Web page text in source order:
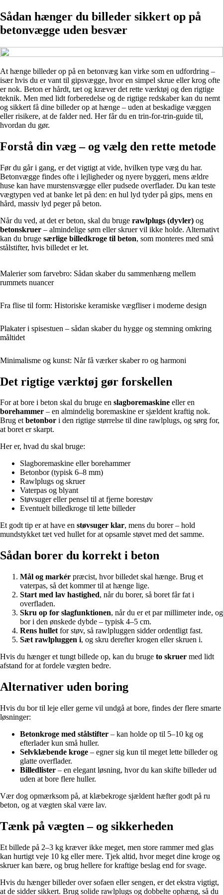
Sådan hænger du billeder sikkert op på
betonvægge uden besvær
At hænge billeder op på en betonvæg kan virke som en udfordring –
især hvis du er vant til gipsvægge, hvor en simpel skrue eller krog ofte
er nok. Beton er hårdt, tæt og kræver det rette værktøj og den rigtige
teknik. Men med lidt forberedelse og de rigtige redskaber kan du nemt
og sikkert få dine billeder op at hænge – uden at beskadige væggen
eller risikere, at de falder ned. Her får du en trin-for-trin-guide til,
hvordan du gør.
Forstå din væg – og vælg den rette metode
Før du går i gang, er det vigtigt at vide, hvilken type væg du har.
Betonvægge findes ofte i lejligheder og nyere byggeri, mens ældre
huse kan have murstensvægge eller pudsede overflader. Du kan teste
vægtypen ved at banke let på den: en hul lyd tyder på gips, mens en
hård, massiv lyd peger på beton.
Når du ved, at det er beton, skal du bruge rawlplugs (dyvler) og
betonskruer – almindelige søm eller skruer vil ikke holde. Alternativt
kan du bruge særlige billedkroge til beton, som monteres med små
stålstifter, hvis billedet er let.
Malerier som farvebro: Sådan skaber du sammenhæng mellem
rummets nuancer
Fra flise til form: Historiske keramiske vægfliser i moderne design
Plakater i spisestuen – sådan skaber du hygge og stemning omkring
måltidet
Minimalisme og kunst: Når få værker skaber ro og harmoni
Det rigtige værktøj gør forskellen
For at bore i beton skal du bruge en slagboremaskine eller en
borehammer – en almindelig boremaskine er sjældent kraftig nok.
Brug etbetonbor i den rigtige størrelse til dine rawlplugs, og sørg for,
at boret er skarpt.
Her er, hvad du skal bruge:
Slagboremaskine eller borehammer
Betonbor (typisk 6–8 mm)
Rawlplugs og skruer
Vaterpas og blyant
Støvsuger eller pensel til at fjerne borestøv
Eventuelt billedkroge til lette billeder
Et godt tip er at have en støvsuger klar, mens du borer – hold
mundstykket tæt ved hullet for at opsamle støvet med det samme.
Sådan borer du korrekt i beton
Mål og markér præcist, hvor billedet skal hænge. Brug et
vaterpas, så det kommer til at hænge lige.
Start med lav hastighed, når du borer, så boret får fat i
overfladen.
Skru op for slagfunktionen, når du er et par millimeter inde, og
bor i den ønskede dybde – typisk 4–5 cm.
Rens hullet for støv, så rawlpluggen sidder ordentligt fast.
Sæt rawlpluggen i, og skru derefter krogen eller skruen i.
Hvis du hænger et tungt billede op, kan du bruge to skruer med lidt
afstand for at fordele vægten bedre.
Alternativer uden boring
Hvis du bor til leje eller gerne vil undgå at bore, findes der flere smarte
løsninger:
Betonkroge med stålstifter – kan holde op til 5–10 kg og
efterlader kun små huller.
Selvklæbende kroge – egner sig kun til meget lette billeder og
glatte overflader.
Billedlister – en elegant løsning, hvor du kan skifte billeder ud
uden at bore flere huller.
Vær dog opmærksom på, at klæbekroge sjældent hæfter godt på ru
beton, og at vægten skal være lav.
Tænk på vægten – og sikkerheden
Et billede på 2–3 kg kræver ikke meget, men store rammer med glas
kan hurtigt veje 10 kg eller mere. Tjek altid, hvor meget dine kroge og
skruer kan bære, og brug hellere for kraftige beslag end for svage.
Hvis du hænger billeder over sofaen eller sengen, er det ekstra vigtigt,
at de sidder sikkert. Brug solide rawlplugs og dobbelte ophæng, så du